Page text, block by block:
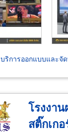
บริการออกแบบและจั
โรงงา
สติ๊กเก